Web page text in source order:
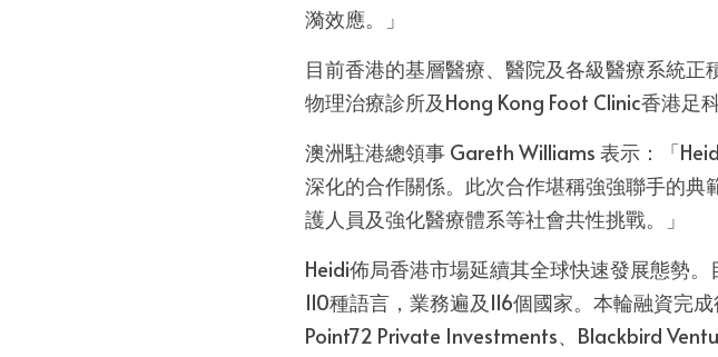
漪效應。」
目前香港的基層醫療、醫院及各級醫療系統正
物理治療診所及Hong Kong Foot Clinic香港足
澳洲駐港總領事 Gareth Williams 表示：「
深化的合作關係。此次合作堪稱強強聯手的
護人員及強化醫療體系等社會共性挑戰。」
Heidi佈局香港市場延續其全球快速發展態勢
110種語言，業務遍及116個國家。本輪融資
Point72 Private Investments、Blackbird